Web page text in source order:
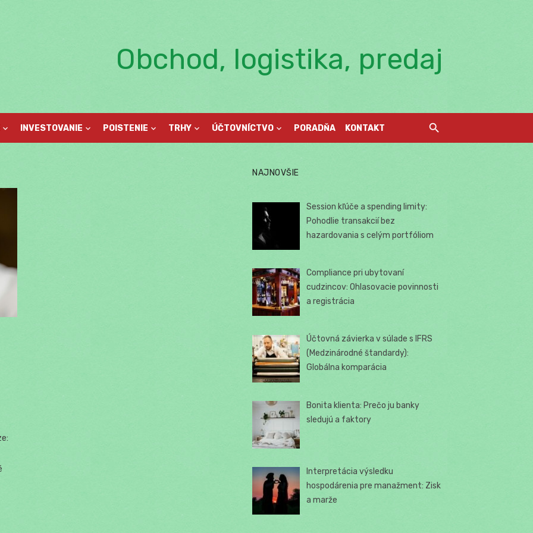
Obchod, logistika, predaj
INVESTOVANIE POISTENIE TRHY ÚČTOVNÍCTVO PORADŇA KONTAKT
NAJNOVŠIE
Session kľúče a spending limity:
Pohodlie transakcií bez
hazardovania s celým portfóliom
Compliance pri ubytovaní
cudzincov: Ohlasovacie povinnosti
a registrácia
Účtovná závierka v súlade s IFRS
(Medzinárodné štandardy):
Globálna komparácia
Bonita klienta: Prečo ju banky
sledujú a faktory
Interpretácia výsledku
hospodárenia pre manažment: Zisk
a marže